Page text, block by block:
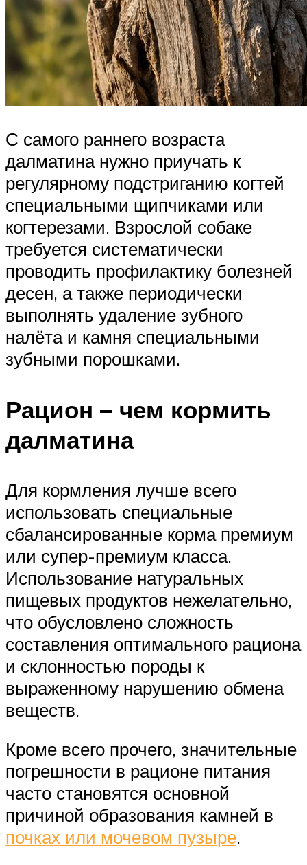
С самого раннего возраста
далматина нужно приучать к
регулярному подстриганию когтей
специальными щипчиками или
когтерезами. Взрослой собаке
требуется систематически
проводить профилактику болезней
десен, а также периодически
выполнять удаление зубного
налёта и камня специальными
зубными порошками.
Рацион – чем кормить
далматина
Для кормления лучше всего
использовать специальные
сбалансированные корма премиум
или супер-премиум класса.
Использование натуральных
пищевых продуктов нежелательно,
что обусловлено сложность
составления оптимального рациона
и склонностью породы к
выраженному нарушению обмена
веществ.
Кроме всего прочего, значительные
погрешности в рационе питания
часто становятся основной
причиной образования камней в
почках или мочевом пузыре.